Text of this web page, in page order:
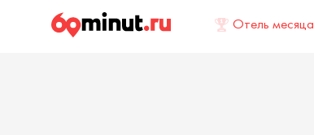
Отель месяца